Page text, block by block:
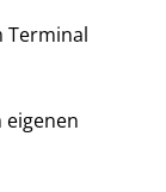
Terminal